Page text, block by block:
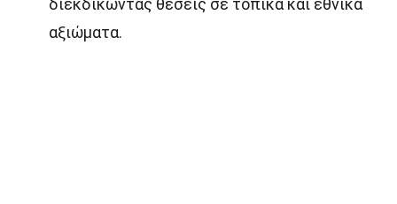
διεκδικώντας θέσεις σε τοπικά και εθνικά
αξιώματα.